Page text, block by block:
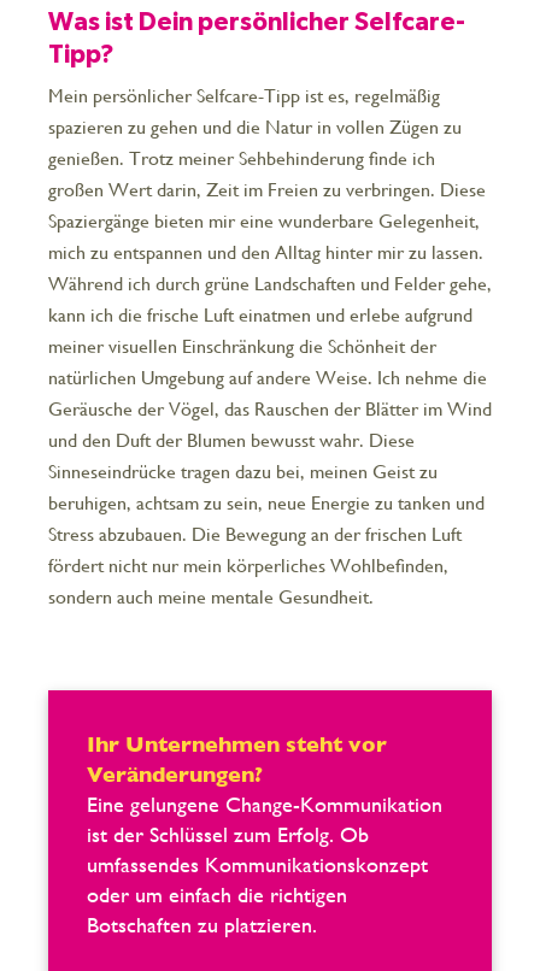
Was ist Dein persönlicher Selfcare-
Tipp?
Mein persönlicher Selfcare-Tipp ist es, regelmäßig
spazieren zu gehen und die Natur in vollen Zügen zu
genießen. Trotz meiner Sehbehinderung finde ich
großen Wert darin, Zeit im Freien zu verbringen. Diese
Spaziergänge bieten mir eine wunderbare Gelegenheit,
mich zu entspannen und den Alltag hinter mir zu lassen.
Während ich durch grüne Landschaften und Felder gehe,
kann ich die frische Luft einatmen und erlebe aufgrund
meiner visuellen Einschränkung die Schönheit der
natürlichen Umgebung auf andere Weise. Ich nehme die
Geräusche der Vögel, das Rauschen der Blätter im Wind
und den Duft der Blumen bewusst wahr. Diese
Sinneseindrücke tragen dazu bei, meinen Geist zu
beruhigen, achtsam zu sein, neue Energie zu tanken und
Stress abzubauen. Die Bewegung an der frischen Luft
fördert nicht nur mein körperliches Wohlbefinden,
sondern auch meine mentale Gesundheit.
Ihr Unternehmen steht vor
Veränderungen?
Eine gelungene Change-Kommunikation
ist der Schlüssel zum Erfolg. Ob
umfassendes Kommunikationskonzept
oder um einfach die richtigen
Botschaften zu platzieren.